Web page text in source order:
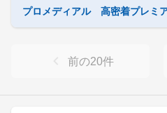
プロメディアル 高密着プレミ
前の20件